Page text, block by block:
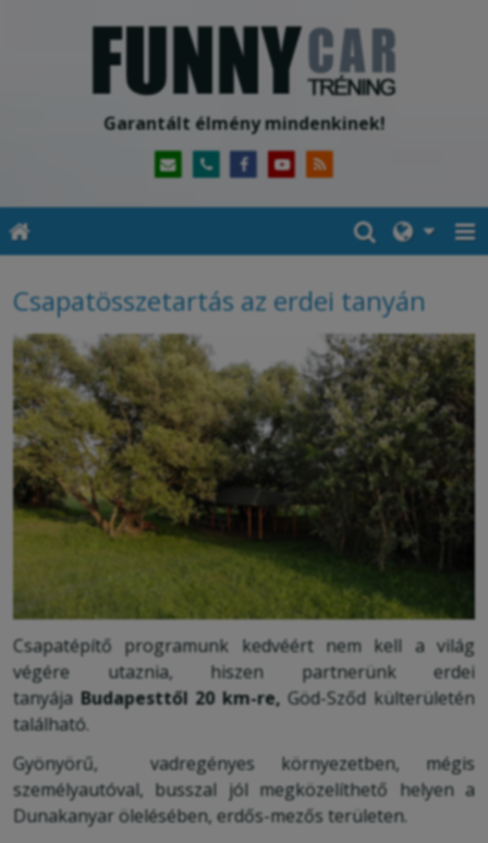
Garantált élmény mindenkinek!
Csapatösszetartás az erdei tanyán
Csapatépítő programunk kedvéért nem kell a világ
végére utaznia, hiszen partnerünk erdei
tanyája Budapesttől 20 km-re, Göd-Sződ külterületén
található.
Gyönyörű, vadregényes környezetben, mégis
személyautóval, busszal jól megközelíthető helyen a
Dunakanyar ölelésében, erdős-mezős területen.